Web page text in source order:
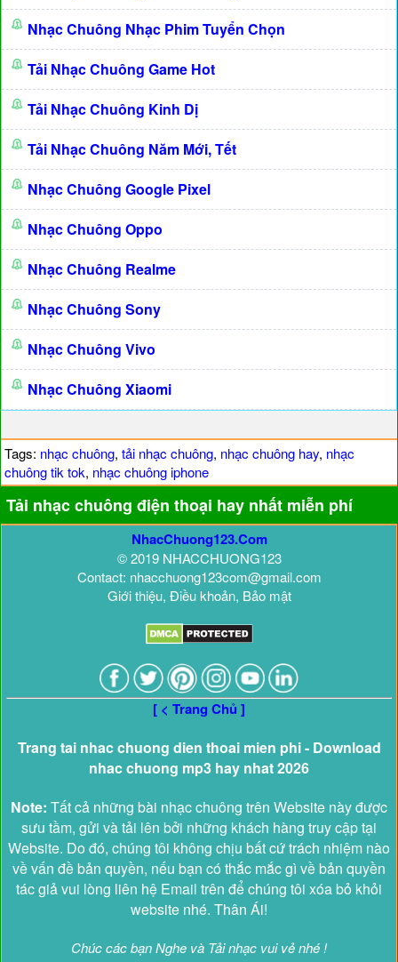
Nhạc Chuông Nhạc Phim Tuyển Chọn
Tải Nhạc Chuông Game Hot
Tải Nhạc Chuông Kinh Dị
Tải Nhạc Chuông Năm Mới, Tết
Nhạc Chuông Google Pixel
Nhạc Chuông Oppo
Nhạc Chuông Realme
Nhạc Chuông Sony
Nhạc Chuông Vivo
Nhạc Chuông Xiaomi
Tags: nhạc chuông, tải nhạc chuông, nhạc chuông hay, nhạc
chuông tik tok, nhạc chuông iphone
Tải nhạc chuông điện thoại hay nhất miễn phí
NhacChuong123.Com
© 2019 NHACCHUONG123
Contact: nhacchuong123com@gmail.com
Giới thiệu, Điều khoản, Bảo mật
[ < Trang Chủ ]
Trang tai nhac chuong dien thoai mien phi - Download
nhac chuong mp3 hay nhat 2026
Note: Tất cả những bài nhạc chuông trên Website này được
sưu tầm, gửi và tải lên bởi những khách hàng truy cập tại
Website. Do đó, chúng tôi không chịu bất cứ trách nhiệm nào
về vấn đề bản quyền, nếu bạn có thắc mắc gì về bản quyền
tác giả vui lòng liên hệ Email trên để chúng tôi xóa bỏ khỏi
website nhé. Thân Ái!
Chúc các bạn Nghe và Tải nhạc vui vẻ nhé !